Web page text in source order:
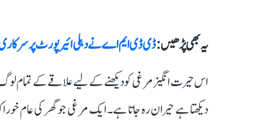
یہ بھی پڑھیں :ڈی ڈی ایم اے نے دہلی ائیرپورٹ پر سرکاری
اس حیرت انگیز مرغی کو دیکھنے کے لیے علاقے کے تمام
دیکھتا ہے حیران رہ جاتا ہے۔ ایک مرغی جو گھر کی